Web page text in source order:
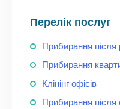
Перелік послуг
Прибирання після
Прибирання
Клінінг офісів
Прибирання після